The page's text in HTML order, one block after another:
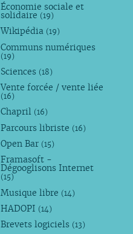
Économie sociale et
solidaire (19)
Wikipédia (19)
Communs numériques
(19)
Sciences (18)
Vente forcée / vente liée
(16)
Chapril (16)
Parcours libriste (16)
Open Bar (15)
Framasoft -
Dégooglisons Internet
(15)
Musique libre (14)
HADOPI (14)
Brevets logiciels (13)